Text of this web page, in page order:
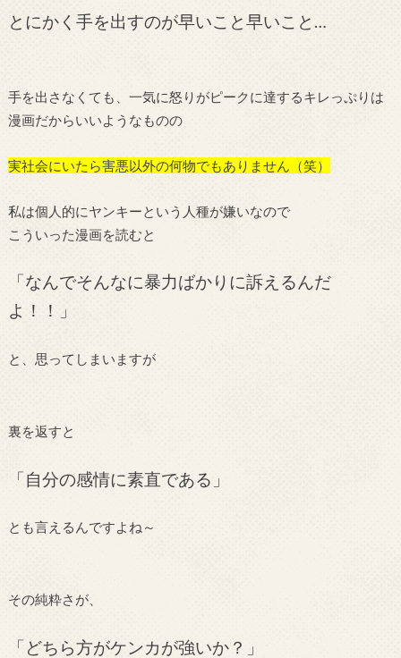
とにかく手を出すのが早いこと早いこと…
手を出さなくても、一気に怒りがピークに達するキレっぷりは
漫画だからいいようなものの
実社会にいたら害悪以外の何物でもありません（笑）
私は個人的にヤンキーという人種が嫌いなので
こういった漫画を読むと
「なんでそんなに暴力ばかりに訴えるんだ
よ！！」
と、思ってしまいますが
裏を返すと
「自分の感情に素直である」
とも言えるんですよね～
その純粋さが、
「どちら方がケンカが強いか？」